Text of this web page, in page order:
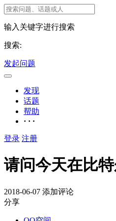
输入关键字进行搜索
搜索:
发起问题
发现
话题
帮助
· · ·
登录 注册
请问今天在比
2018-06-07 添加评论
分享